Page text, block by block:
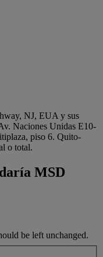
NJ, EUA y sus
Naciones Unidas E10-
piso 6. Quito-
o total.
MSD
be left unchanged.